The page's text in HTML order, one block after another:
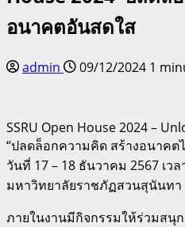
อนาคตอันสดใส
admin 09/12/2024 1
SSRU Open House 2024 –
“ปลดล็อกความคิด สร้างอนาคต
วันที่ 17 – 18 ธันวาคม 2567 เวล
มหาวิทยาลัยราชภัฏสวนสุนันทา
ภายในงานมีกิจกรรมให้ร่วมสนุ